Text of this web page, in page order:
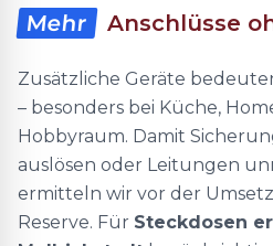
Mehr Anschlüsse
Zusätzliche Geräte
– besonders bei Küche,
Hobbyraum. Damit
auslösen oder Leitungen
ermitteln wir vor der
Reserve. Für Steckdosen